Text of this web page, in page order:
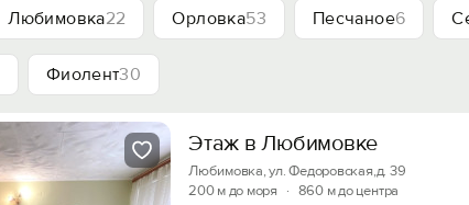
Любимовка22 Орловка53 Песчаное6
Фиолент30
Этаж в Любимовке
Любимовка, ул. Федоровская,д. 39
200 м до моря
· 860 м до центра